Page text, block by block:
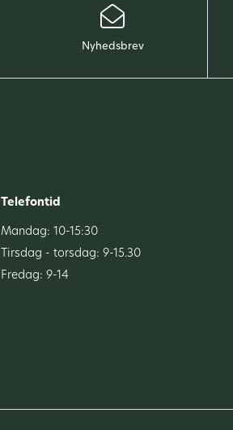
Nyhedsbrev
Telefontid
Mandag: 10-15:30
Tirsdag - torsdag: 9-15.30
Fredag: 9-14